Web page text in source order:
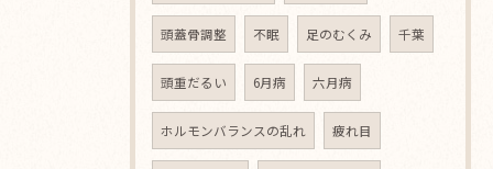
頭蓋骨調整 不眠 足のむくみ 千葉
頭重だるい 6月病 六月病
ホルモンバランスの乱れ 疲れ目